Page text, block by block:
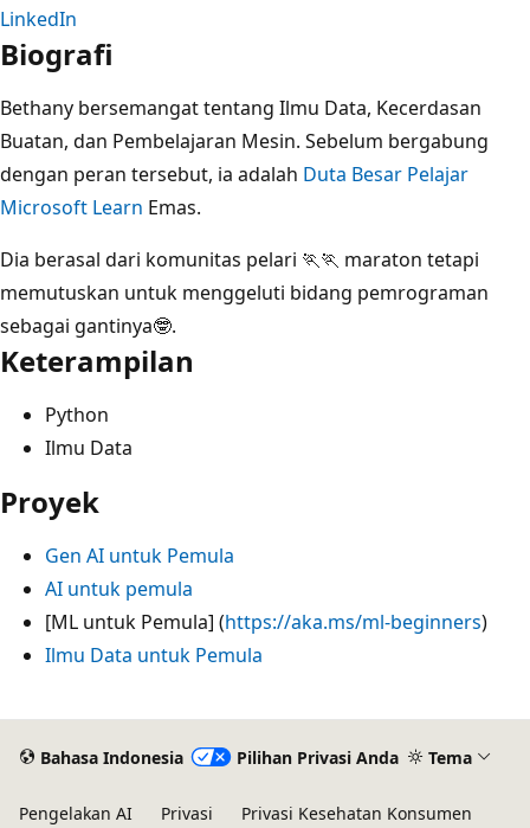
LinkedIn
Biografi
Bethany bersemangat tentang Ilmu Data, Kecerdasan
Buatan, dan Pembelajaran Mesin. Sebelum bergabung
dengan peran tersebut, ia adalah Duta Besar Pelajar
Microsoft Learn Emas.
Dia berasal dari komunitas pelari 🏃🏃 maraton tetapi
memutuskan untuk menggeluti bidang pemrograman
sebagai gantinya🤓.
Keterampilan
Python
Ilmu Data
Proyek
Gen AI untuk Pemula
AI untuk pemula
[ML untuk Pemula] (https://aka.ms/ml-beginners)
Ilmu Data untuk Pemula
dinonaktifkan
Bahasa Indonesia Pilihan Privasi Anda Tema
Pengelakan AI Privasi Privasi Kesehatan Konsumen